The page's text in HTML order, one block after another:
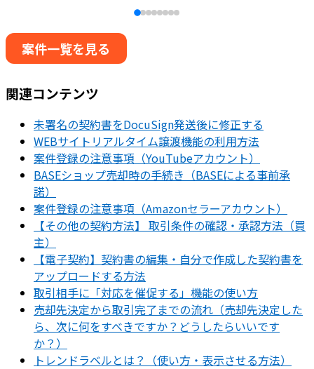
案件一覧を見る
関連コンテンツ
未署名の契約書をDocuSign発送後に修正する
WEBサイトリアルタイム譲渡機能の利用方法
案件登録の注意事項（YouTubeアカウント）
BASEショップ売却時の手続き（BASEによる事前承
諾）
案件登録の注意事項（Amazonセラーアカウント）
【その他の契約方法】 取引条件の確認・承認方法（買
主）
【電子契約】契約書の編集・自分で作成した契約書を
アップロードする方法
取引相手に「対応を催促する」機能の使い方
売却先決定から取引完了までの流れ（売却先決定した
ら、次に何をすべきですか？どうしたらいいです
か？）
トレンドラベルとは？（使い方・表示させる方法）